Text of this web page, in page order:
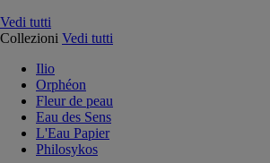
Vedi tutti
Collezioni Vedi tutti
Ilio
Orphéon
Fleur de peau
Eau des Sens
L'Eau Papier
Philosykos